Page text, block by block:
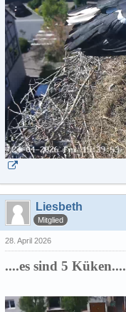
Liesbeth
Mitglied
28. April 2026
....es sind 5 Küken....